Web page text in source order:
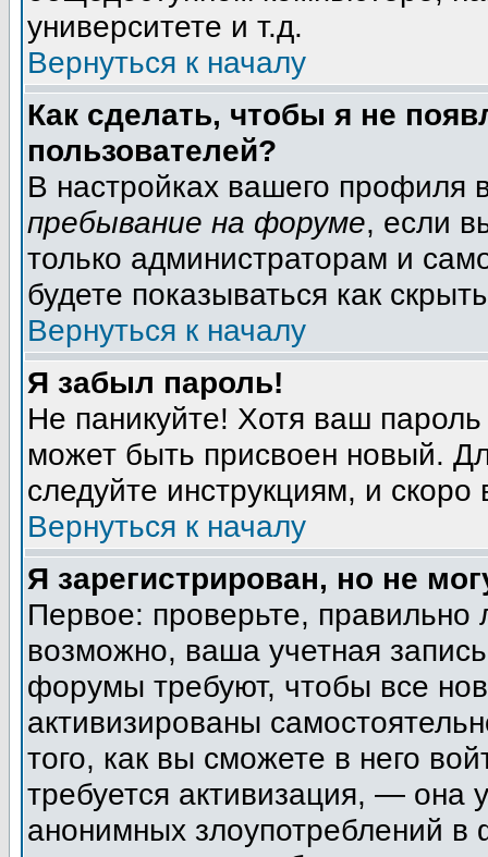
университете и т.д.
Вернуться к началу
Как сделать, чтобы я не
пользователей?
В настройках вашего
пребывание на форуме, если
только администраторам и
будете показываться как
Вернуться к началу
Я забыл пароль!
Не паникуйте! Хотя ваш
может быть присвоен новый.
следуйте инструкциям, и
Вернуться к началу
Я зарегистрирован, но не
Первое: проверьте,
возможно, ваша учетная
форумы требуют, чтобы все
активизированы
того, как вы сможете в него
требуется активизация, — она
анонимных злоупотреблений